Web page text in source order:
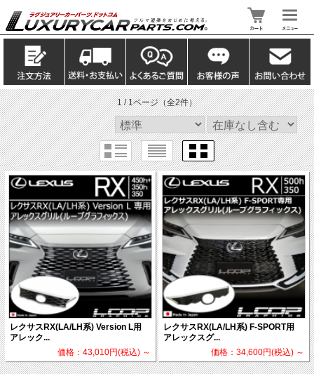
1 / 1ページ（全2件）
レクサスRX(LA/LH系) Version L用
アレック...
価格：43,010円(税込) ～
レクサスRX(LA/LH系) F-SPORT用
アレックスグ...
価格：34,600円(税込) ～